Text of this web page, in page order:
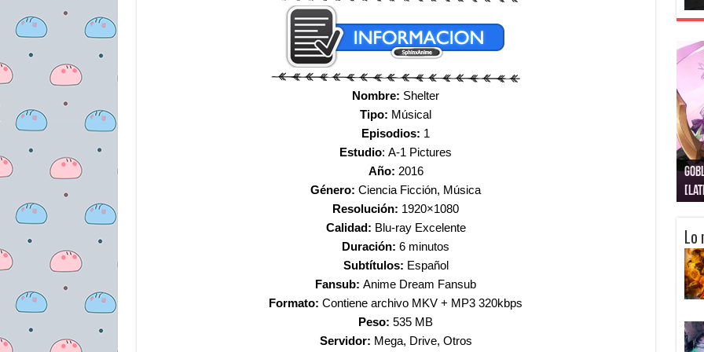
Nombre: Shelter
Tipo: Músical
Episodios: 1
Estudio: A-1 Pictures
Año: 2016
Género: Ciencia Ficción, Música
Resolución: 1920×1080
Calidad: Blu-ray Excelente
Duración: 6 minutos
Subtítulos: Español
Fansub: Anime Dream Fansub
Formato: Contiene archivo MKV + MP3 320kbps
Peso: 535 MB
Servidor: Mega, Drive, Otros
Lo